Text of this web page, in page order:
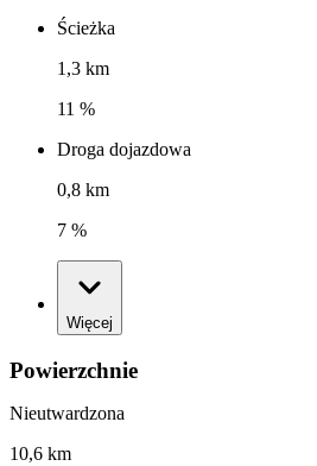
Ścieżka
1,3 km
11 %
Droga dojazdowa
0,8 km
7 %
Więcej
Powierzchnie
Nieutwardzona
10,6 km